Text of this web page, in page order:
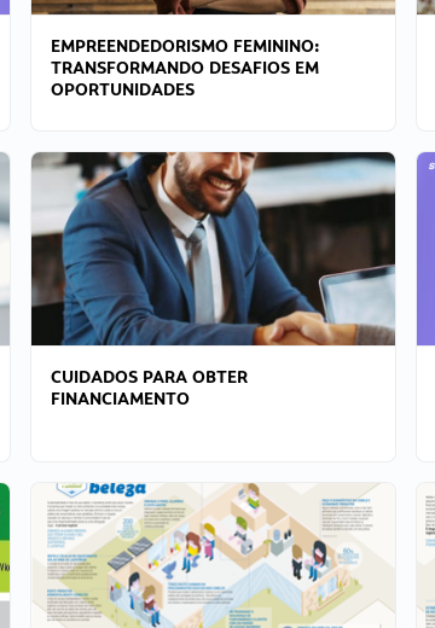
EMPREENDEDORISMO FEMININO:
TRANSFORMANDO DESAFIOS EM
OPORTUNIDADES
CUIDADOS PARA OBTER
FINANCIAMENTO